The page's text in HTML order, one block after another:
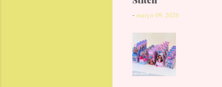
- março 09, 2026